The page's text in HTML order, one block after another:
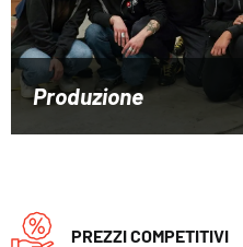
Produzione
PREZZI COMPETITIVI